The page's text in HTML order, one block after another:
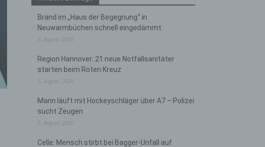
Brand im „Haus der Begegnung“ in
Neuwarmbüchen schnell eingedämmt
6. August 2026
Region Hannover: 21 neue Notfallsanitäter
starten beim Roten Kreuz
5. August 2026
Mann läuft mit Hockeyschläger über A7 – Polizei
sucht Zeugen
5. August 2026
Celle: Mensch stirbt bei Bagger-Unfall auf